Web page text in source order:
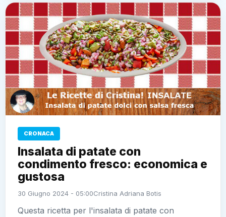
CRONACA
Insalata di patate con
condimento fresco: economica e
gustosa
30 Giugno 2024 - 05:00Cristina Adriana Botis
Questa ricetta per l'insalata di patate con